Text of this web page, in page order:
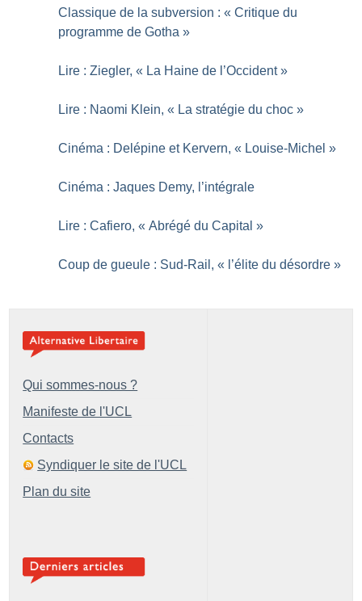
Classique de la subversion : « Critique du
programme de Gotha »
Lire : Ziegler, « La Haine de l’Occident »
Lire : Naomi Klein, « La stratégie du choc »
Cinéma : Delépine et Kervern, « Louise-Michel »
Cinéma : Jaques Demy, l’intégrale
Lire : Cafiero, « Abrégé du Capital »
Coup de gueule : Sud-Rail, « l’élite du désordre »
Qui sommes-nous ?
Manifeste de l'UCL
Contacts
Syndiquer le site de l'UCL
Plan du site